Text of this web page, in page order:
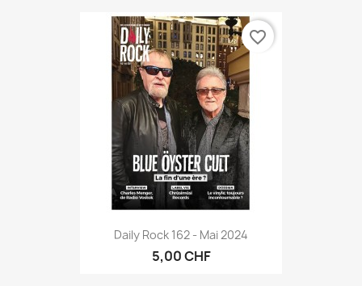
Daily Rock 162 - Mai 2024
5,00 CHF
favorite_border